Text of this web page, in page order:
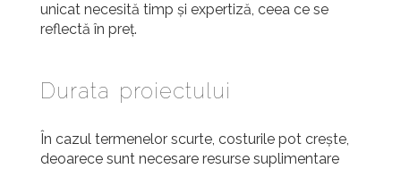
unicat necesită timp și expertiză, ceea ce se
reflectă în preț.
Durata proiectului
În cazul termenelor scurte, costurile pot crește,
deoarece sunt necesare resurse suplimentare